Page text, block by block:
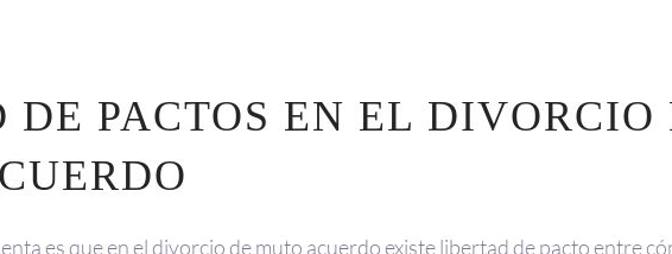
DE PACTOS EN EL DIVORCIO
es que en el divorcio de muto acuerdo existe libertad de pacto entre